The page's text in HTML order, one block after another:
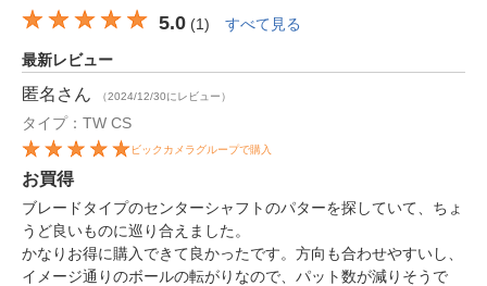
5.0 (1) すべて見る
最新レビュー
匿名 さん （2024/12/30にレビュー）
タイプ：TW CS
ビックカメラグループで購入
お買得
ブレードタイプのセンターシャフトのパターを探していて、ちょ
うど良いものに巡り合えました。
かなりお得に購入できて良かったです。方向も合わせやすいし、
イメージ通りのボールの転がりなので、パット数が減りそうで